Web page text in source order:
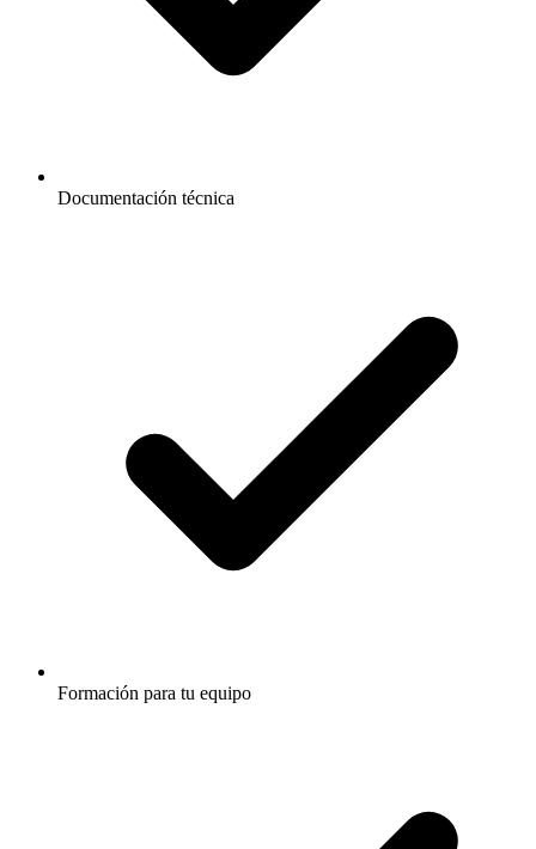
Documentación técnica
Formación para tu equipo